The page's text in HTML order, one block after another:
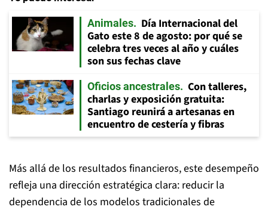
Animales
Día Internacional del
Gato este 8 de agosto: por qué se
celebra tres veces al año y cuáles
son sus fechas clave
Oficios ancestrales
Con talleres,
charlas y exposición gratuita:
Santiago reunirá a artesanas en
encuentro de cestería y fibras
Más allá de los resultados financieros, este desempeño
refleja una dirección estratégica clara: reducir la
dependencia de los modelos tradicionales de